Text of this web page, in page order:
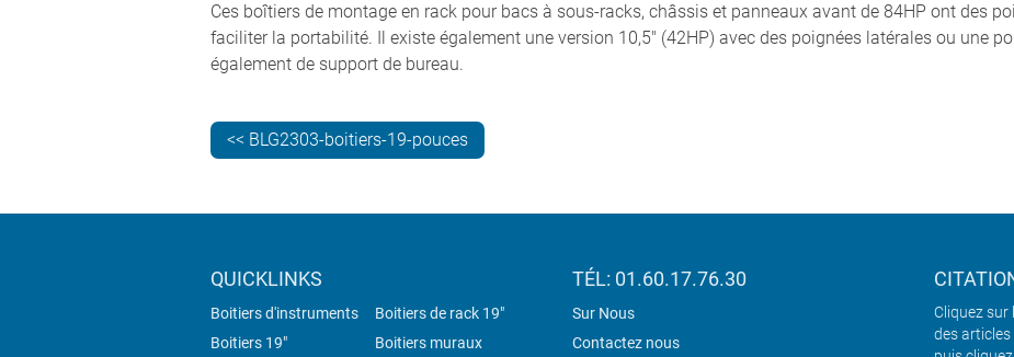
Ces boîtiers de montage en rack pour bacs à sous-racks, châssis et panneaux avant de 84HP ont des
faciliter la portabilité. Il existe également une version 10,5" (42HP) avec des poignées latérales ou une
également de support de bureau.
<< BLG2303-boitiers-19-pouces
QUICKLINKS
Boitiers d'instruments
Boitiers de rack 19"
Boitiers 19"
Boitiers muraux
TÉL: 01.60.17.76.30
Sur Nous
Contactez nous
Cliquez sur
des